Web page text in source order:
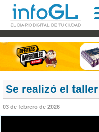
Se realizó el
03 de febrero de 2026